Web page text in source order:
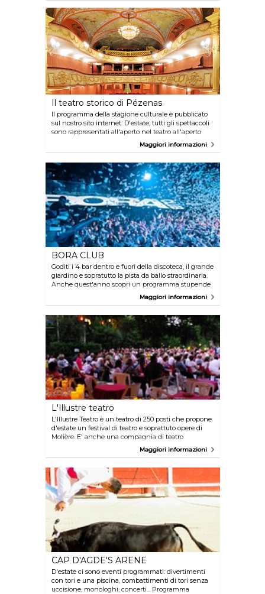
Il teatro storico di Pézenas
Il programma della stagione culturale è pubblicato
sul nostro sito internet. D'estate, tutti gli spettaccoli
sono rappresentati all'aperto nel teatro all'aperto
chimato teatro di verdura. Prenotazione: orari e
giorni d'apertura della biglietteria sul sito internet. Si
teatro un'ora prima dello spettacolo o prenotare in
linea.
Maggiori informazioni
BORA CLUB
Goditi i 4 bar dentro e fuori della discoteca, il grande
giardino e sopratutto la pista da ballo straordinaria.
Anche quest'anno scopri un programma stupende
con DJ e artisti internazionali. Il Bora Club è
veramente il luogo imperdibile per fare festa!
Maggiori informazioni
L'Illustre teatro
L'Illustre Teatro è un teatro di 250 posti che propone
d'estate un festival di teatro e soprattuto opere di
Molière. E' anche una compagnia di teatro
professionale. Biglietteria al teatro, prenotazione in
linea o al telefono. Gli spettacoli d'estate si svolgono
meteorologiche. Programma disponibile sul sito
internet.
Maggiori informazioni
CAP D'AGDE'S ARENE
D'estate ci sono eventi programmati: divertimenti
con tori e una piscina, combattimenti di tori senza
uccisione, monologhi, concerti... Programma